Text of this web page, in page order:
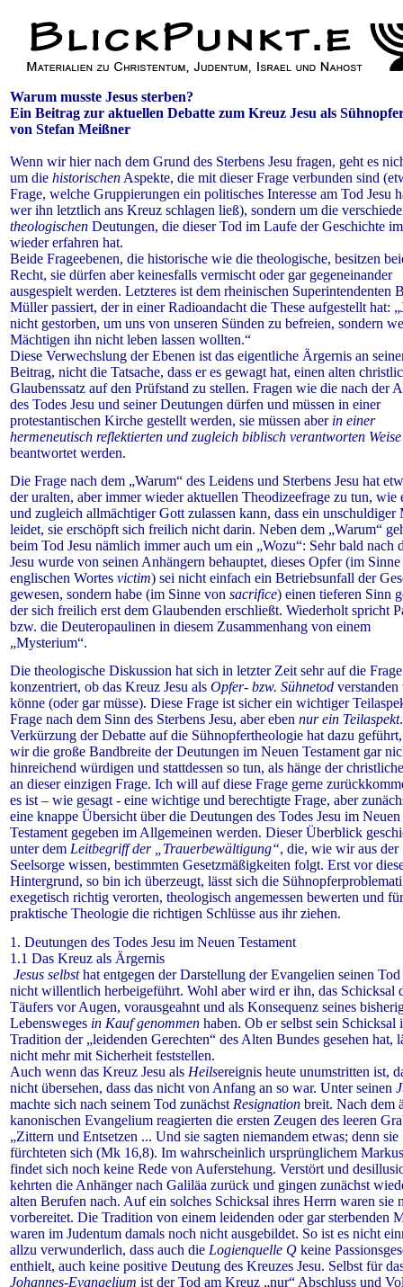
Warum musste Jesus sterben?
Ein Beitrag zur aktuellen Debatte zum Kreuz Jesu als
von Stefan Meißner
Wenn wir hier nach dem Grund des Sterbens Jesu fragen, geht es
um die historischen Aspekte, die mit dieser Frage verbunden sind
Frage, welche Gruppierungen ein politisches Interesse am Tod Jesu
wer ihn letztlich ans Kreuz schlagen ließ), sondern um die
theologischen Deutungen, die dieser Tod im Laufe der Geschichte
wieder erfahren hat.
Beide Frageebenen, die historische wie die theologische, besitzen
Recht, sie dürfen aber keinesfalls vermischt oder gar gegeneinander
ausgespielt werden. Letzteres ist dem rheinischen Superintendenten
Müller passiert, der in einer Radioandacht die These aufgestellt hat:
nicht gestorben, um uns von unseren Sünden zu befreien, sondern
Mächtigen ihn nicht leben lassen wollten.“
Diese Verwechslung der Ebenen ist das eigentliche Ärgernis an
Beitrag, nicht die Tatsache, dass er es gewagt hat, einen alten
Glaubenssatz auf den Prüfstand zu stellen. Fragen wie die nach der
des Todes Jesu und seiner Deutungen dürfen und müssen in einer
protestantischen Kirche gestellt werden, sie müssen aber in einer
hermeneutisch reflektierten und zugleich biblisch verantworten Weise
beantwortet werden.
Die Frage nach dem „Warum“ des Leidens und Sterbens Jesu hat
der uralten, aber immer wieder aktuellen Theodizeefrage zu tun, wie
und zugleich allmächtiger Gott zulassen kann, dass ein unschuldiger
leidet, sie erschöpft sich freilich nicht darin. Neben dem „Warum“
beim Tod Jesu nämlich immer auch um ein „Wozu“: Sehr bald nach
Jesu wurde von seinen Anhängern behauptet, dieses Opfer (im Sinne
englischen Wortes victim) sei nicht einfach ein Betriebsunfall der
gewesen, sondern habe (im Sinne von sacrifice) einen tieferen Sinn
der sich freilich erst dem Glaubenden erschließt. Wiederholt spricht
bzw. die Deuteropaulinen in diesem Zusammenhang von einem
„Mysterium“.
Die theologische Diskussion hat sich in letzter Zeit sehr auf die Frage
konzentriert, ob das Kreuz Jesu als Opfer- bzw. Sühnetod verstanden
könne (oder gar müsse). Diese Frage ist sicher ein wichtiger
Frage nach dem Sinn des Sterbens Jesu, aber eben nur ein Teilaspekt
Verkürzung der Debatte auf die Sühnopfertheologie hat dazu geführt,
wir die große Bandbreite der Deutungen im Neuen Testament gar
hinreichend würdigen und stattdessen so tun, als hänge der
an dieser einzigen Frage. Ich will auf diese Frage gerne
es ist – wie gesagt - eine wichtige und berechtigte Frage, aber
eine knappe Übersicht über die Deutungen des Todes Jesu im Neuen
Testament gegeben im Allgemeinen werden. Dieser Überblick
unter dem Leitbegriff der „Trauerbewältigung“, die, wie wir aus der
Seelsorge wissen, bestimmten Gesetzmäßigkeiten folgt. Erst vor
Hintergrund, so bin ich überzeugt, lässt sich die
exegetisch richtig verorten, theologisch angemessen bewerten und
praktische Theologie die richtigen Schlüsse aus ihr ziehen.
1. Deutungen des Todes Jesu im Neuen Testament
1.1 Das Kreuz als Ärgernis
Jesus selbsthat entgegen der Darstellung der Evangelien seinen
nicht willentlich herbeigeführt. Wohl aber wird er ihn, das Schicksal
Täufers vor Augen, vorausgeahnt und als Konsequenz seines
Lebensweges in Kauf genommen haben. Ob er selbst sein Schicksal
Tradition der „leidenden Gerechten“ des Alten Bundes gesehen hat,
nicht mehr mit Sicherheit feststellen.
Auch wenn das Kreuz Jesu als Heilsereignis heute unumstritten ist,
nicht übersehen, dass das nicht von Anfang an so war. Unter seinen
machte sich nach seinem Tod zunächst Resignation breit. Nach dem
kanonischen Evangelium reagierten die ersten Zeugen des leeren
„Zittern und Entsetzen ... Und sie sagten niemandem etwas; denn sie
fürchteten sich (Mk 16,8). Im wahrscheinlich ursprünglichem
findet sich noch keine Rede von Auferstehung. Verstört und
kehrten die Anhänger nach Galiläa zurück und gingen zunächst
alten Berufen nach. Auf ein solches Schicksal ihres Herrn waren sie
vorbereitet. Die Tradition von einem leidenden oder gar sterbenden
waren im Judentum damals noch nicht ausgebildet. So ist es nicht
allzu verwunderlich, dass auch die Logienquelle Q keine
enthielt, auch keine positive Deutung des Kreuzes Jesu. Selbst für
Johannes-Evangelium ist der Tod am Kreuz „nur“ Abschluss und